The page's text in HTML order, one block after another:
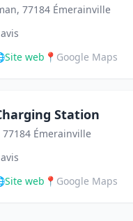
77184 Émerainville
Site web 📍 Google Maps
Station
Émerainville
Site web 📍 Google Maps